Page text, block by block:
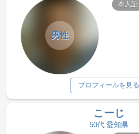
男性
本人証
プロフィールを見る
こーじ
50代 愛知県